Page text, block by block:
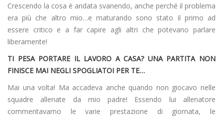
Crescendo la cosa è andata svanendo, anche perché il problema
era più che altro mio…e maturando sono stato il primo ad
essere critico e a far capire agli altri che potevano parlare
liberamente!
TI PESA PORTARE IL LAVORO A CASA? UNA PARTITA NON
FINISCE MAI NEGLI SPOGLIATOI PER TE…
Mai una volta! Ma accadeva anche quando non giocavo nelle
squadre allenate da mio padre! Essendo lui allenatore
commentavamo le varie prestazione di giornata, le